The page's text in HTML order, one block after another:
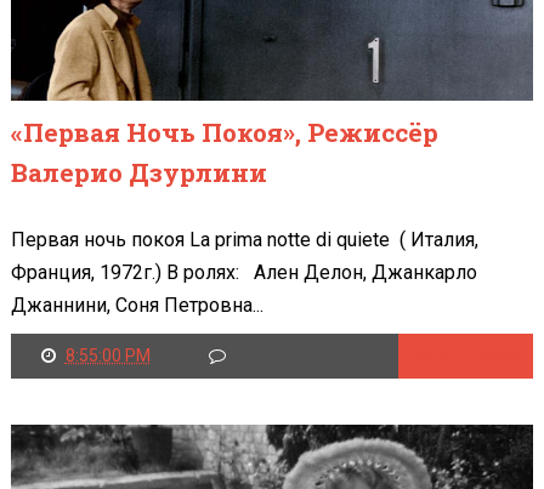
«Первая Ночь Покоя», Режиссёр
Валерио Дзурлини
Первая ночь покоя La prima notte di quiete ( Италия,
Франция, 1972г.) В ролях: Ален Делон, Джанкарло
Джаннини, Соня Петровна...
8:55:00 PM